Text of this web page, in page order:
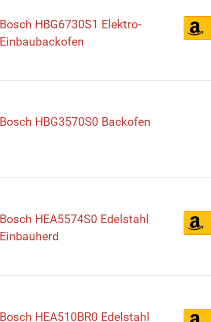
Bosch HBG6730S1 Elektro-
Einbaubackofen
Bosch HBG3570S0 Backofen
Bosch HEA5574S0 Edelstahl
Einbauherd
Bosch HEA510BR0 Edelstahl